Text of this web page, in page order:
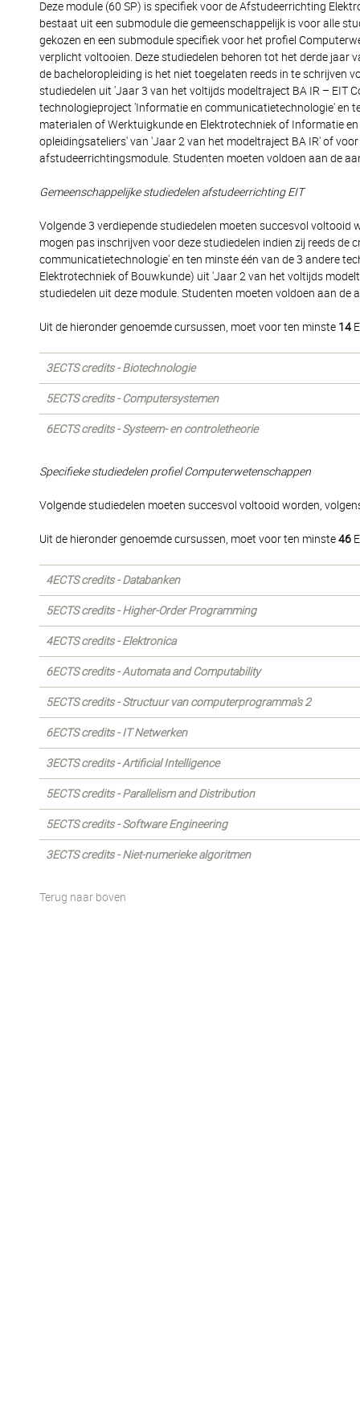
Deze module (60 SP) is specifiek voor de Afstudeerrichting
bestaat uit een submodule die gemeenschappelijk is voor alle
gekozen en een submodule specifiek voor het profiel
verplicht voltooien. Deze studiedelen behoren tot het derde jaar
de bacheloropleiding is het niet toegelaten reeds in te schrijven
studiedelen uit 'Jaar 3 van het voltijds modeltraject BA IR – EIT
technologieproject 'Informatie en communicatietechnologie' en
materialen of Werktuigkunde en Elektrotechniek of Informatie
opleidingsateliers' van 'Jaar 2 van het modeltraject BA IR' of
afstudeerrichtingsmodule. Studenten moeten voldoen aan de
Gemeenschappelijke studiedelen afstudeerrichting EIT
Volgende 3 verdiepende studiedelen moeten succesvol
mogen pas inschrijven voor deze studiedelen indien zij reeds
communicatietechnologie' en ten minste één van de 3 andere
Elektrotechniek of Bouwkunde) uit 'Jaar 2 van het voltijds
studiedelen uit deze module. Studenten moeten voldoen aan
Uit de hieronder genoemde cursussen, moet voor ten minste 14
3ECTS credits - Biotechnologie
5ECTS credits - Computersystemen
6ECTS credits - Systeem- en controletheorie
Specifieke studiedelen profiel Computerwetenschappen
Volgende studiedelen moeten succesvol voltooid worden,
Uit de hieronder genoemde cursussen, moet voor ten minste46
4ECTS credits - Databanken
5ECTS credits - Higher-Order Programming
4ECTS credits - Elektronica
6ECTS credits - Automata and Computability
5ECTS credits - Structuur van computerprogramma's 2
6ECTS credits - IT Netwerken
3ECTS credits - Artificial Intelligence
5ECTS credits - Parallelism and Distribution
5ECTS credits - Software Engineering
3ECTS credits - Niet-numerieke algoritmen
Terug naar boven